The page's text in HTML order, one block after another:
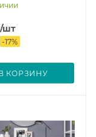
/шт
-17%
КОРЗИНУ